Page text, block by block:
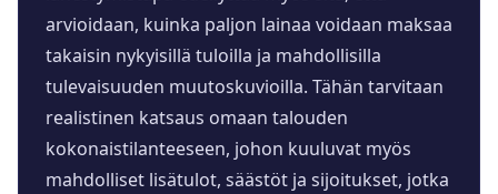
arvioidaan, kuinka paljon lainaa voidaan maksaa
takaisin nykyisillä tuloilla ja mahdollisilla
tulevaisuuden muutoskuvioilla. Tähän tarvitaan
realistinen katsaus omaan talouden
kokonaistilanteeseen, johon kuuluvat myös
mahdolliset lisätulot, säästöt ja sijoitukset, jotka